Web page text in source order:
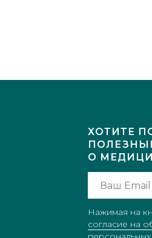
ХОТИТЕ
О
Нажимая на
согласие на